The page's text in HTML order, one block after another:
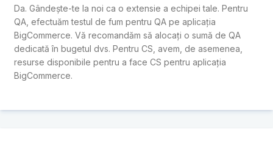
Da. Gândește-te la noi ca o extensie a echipei tale. Pentru
QA, efectuăm testul de fum pentru QA pe aplicația
BigCommerce. Vă recomandăm să alocați o sumă de QA
dedicată în bugetul dvs. Pentru CS, avem, de asemenea,
resurse disponibile pentru a face CS pentru aplicația
BigCommerce.